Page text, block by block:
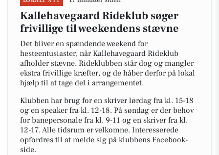
Kallehavegaard Rideklub søger
frivillige til weekendens stævne
Det bliver en spændende weekend for
hesteentusiaster, når Kallehavegaard Rideklub
afholder stævne. Rideklubben står dog og mangler
ekstra frivillige kræfter, og de håber derfor på lokal
hjælp til at tage del i arrangementet.
Klubben har brug for en skriver lørdag fra kl. 15-18
og en speaker fra kl. 12-18. På søndag er der behov
for banepersonale fra kl. 9-11 og en skriver fra kl.
12-17. Alle tidsrum er velkomne. Interesserede
opfordres til at melde sig på klubbens Facebook-
side.